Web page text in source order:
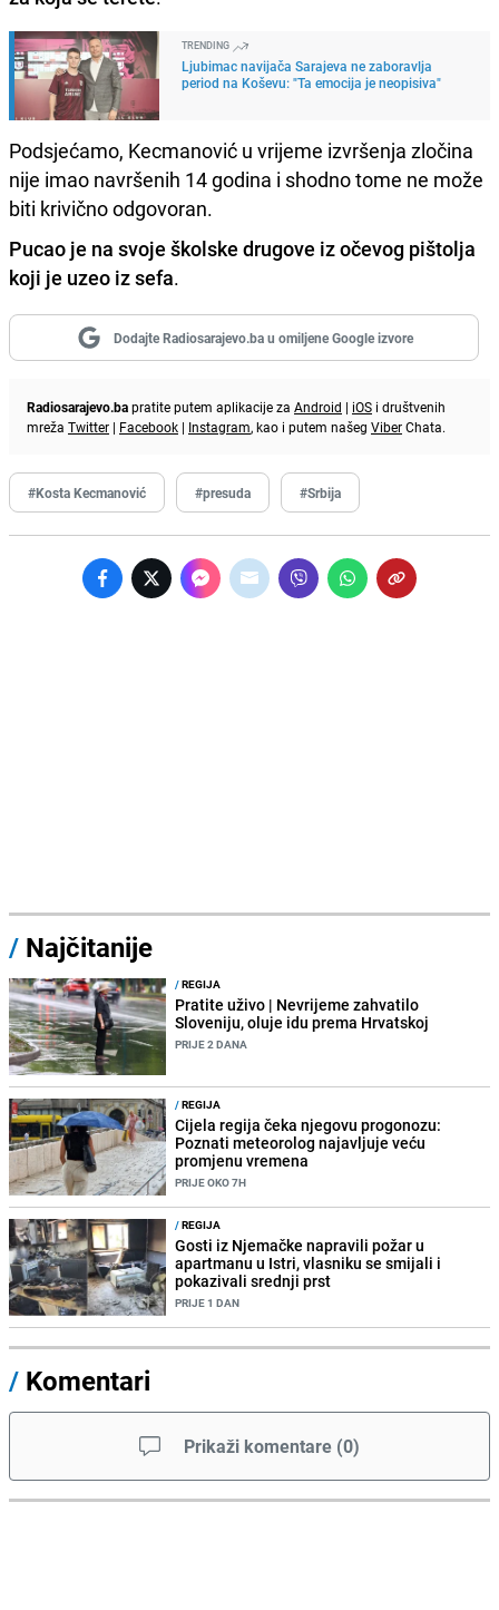
TRENDING
Ljubimac navijača Sarajeva ne zaboravlja
period na Koševu: "Ta emocija je neopisiva"
Podsjećamo, Kecmanović u vrijeme izvršenja zločina
nije imao navršenih 14 godina i shodno tome ne može
biti krivično odgovoran.
Pucao je na svoje školske drugove iz očevog pištolja
koji je uzeo iz sefa.
Dodajte Radiosarajevo.ba u omiljene Google izvore
Radiosarajevo.bapratite putem aplikacije za Android | iOS i društvenih
mreža Twitter | Facebook | Instagram, kao i putem našeg ViberChata.
#Kosta Kecmanović #presuda #Srbija
/ Najčitanije
/REGIJA
Pratite uživo | Nevrijeme zahvatilo
Sloveniju, oluje idu prema Hrvatskoj
PRIJE 2 DANA
/REGIJA
Cijela regija čeka njegovu progonozu:
Poznati meteorolog najavljuje veću
promjenu vremena
PRIJE OKO 7H
/REGIJA
Gosti iz Njemačke napravili požar u
apartmanu u Istri, vlasniku se smijali i
pokazivali srednji prst
PRIJE 1 DAN
/ Komentari
Prikaži komentare (0)